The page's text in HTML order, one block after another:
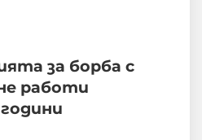
за борба с
работи